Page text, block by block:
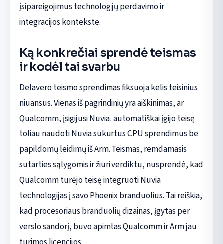
įsipareigojimus technologijų perdavimo ir
integracijos kontekste.
Ką konkrečiai sprendė teismas
ir kodėl tai svarbu
Delavero teismo sprendimas fiksuoja kelis teisinius
niuansus. Vienas iš pagrindinių yra aiškinimas, ar
Qualcomm, įsigijusi Nuvia, automatiškai įgijo teisę
toliau naudoti Nuvia sukurtus CPU sprendimus be
papildomų leidimų iš Arm. Teismas, remdamasis
sutarties sąlygomis ir žiuri verdiktu, nusprendė, kad
Qualcomm turėjo teisę integruoti Nuvia
technologijas į savo Phoenix branduolius. Tai reiškia,
kad procesoriaus branduolių dizainas, įgytas per
verslo sandorį, buvo apimtas Qualcomm ir Arm jau